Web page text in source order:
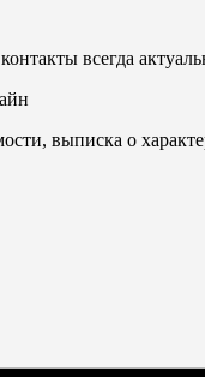
всегда
выписка о